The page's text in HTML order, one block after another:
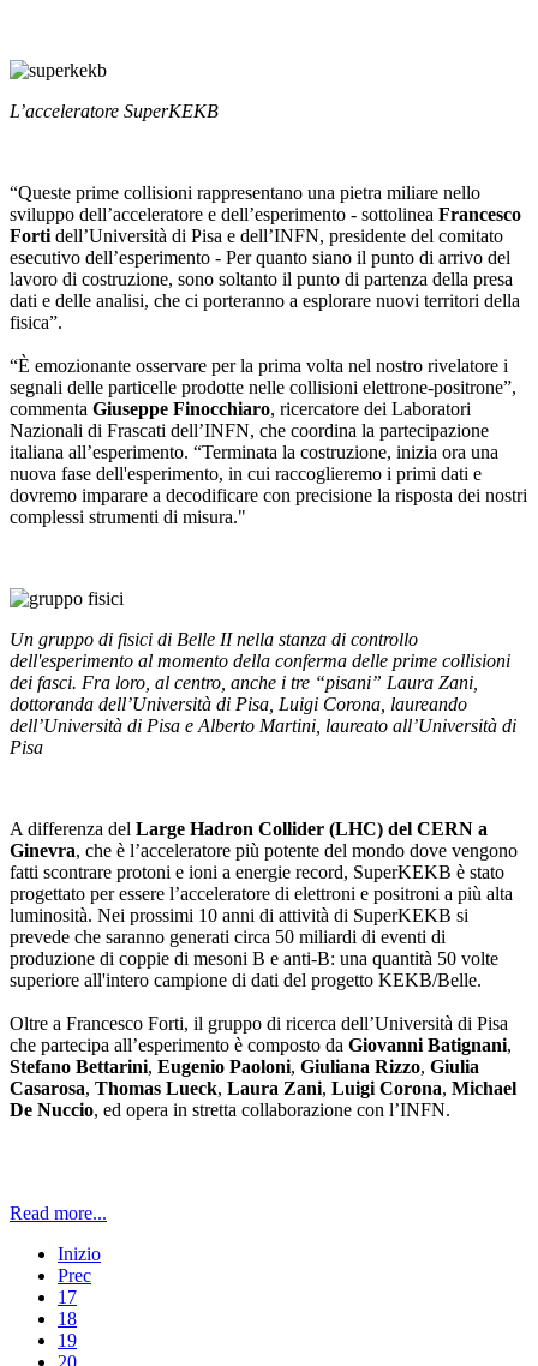
L’acceleratore SuperKEKB
“Queste prime collisioni rappresentano una pietra miliare nello
sviluppo dell’acceleratore e dell’esperimento - sottolinea Francesco
Forti dell’Università di Pisa e dell’INFN, presidente del comitato
esecutivo dell’esperimento - Per quanto siano il punto di arrivo del
lavoro di costruzione, sono soltanto il punto di partenza della presa
dati e delle analisi, che ci porteranno a esplorare nuovi territori della
fisica”.
“È emozionante osservare per la prima volta nel nostro rivelatore i
segnali delle particelle prodotte nelle collisioni elettrone-positrone”,
commenta Giuseppe Finocchiaro, ricercatore dei Laboratori
Nazionali di Frascati dell’INFN, che coordina la partecipazione
italiana all’esperimento. “Terminata la costruzione, inizia ora una
nuova fase dell'esperimento, in cui raccoglieremo i primi dati e
dovremo imparare a decodificare con precisione la risposta dei nostri
complessi strumenti di misura."
Un gruppo di fisici di Belle II nella stanza di controllo
dell'esperimento al momento della conferma delle prime collisioni
dei fasci. Fra loro, al centro, anche i tre “pisani” Laura Zani,
dottoranda dell’Università di Pisa, Luigi Corona, laureando
dell’Università di Pisa e Alberto Martini, laureato all’Università di
Pisa
A differenza del Large Hadron Collider (LHC) del CERN a
Ginevra, che è l’acceleratore più potente del mondo dove vengono
fatti scontrare protoni e ioni a energie record, SuperKEKB è stato
progettato per essere l’acceleratore di elettroni e positroni a più alta
luminosità. Nei prossimi 10 anni di attività di SuperKEKB si
prevede che saranno generati circa 50 miliardi di eventi di
produzione di coppie di mesoni B e anti-B: una quantità 50 volte
superiore all'intero campione di dati del progetto KEKB/Belle.
Oltre a Francesco Forti, il gruppo di ricerca dell’Università di Pisa
che partecipa all’esperimento è composto da Giovanni Batignani,
Stefano Bettarini, Eugenio Paoloni, Giuliana Rizzo, Giulia
Casarosa, Thomas Lueck, Laura Zani, Luigi Corona, Michael
De Nuccio, ed opera in stretta collaborazione con l’INFN.
Read more...
Inizio
Prec
17
18
19
20